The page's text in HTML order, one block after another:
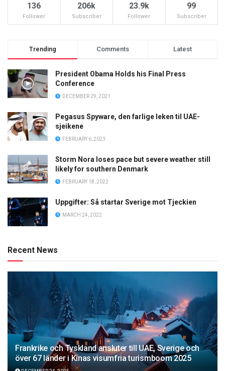
136
Follower
206k
Subscriber
23.9k
Follower
99
Subscriber
Trending Comments Latest
President Obama Holds his Final Press
Conference
DECEMBER 29, 2021
Pegasus Spyware, den farlige leken til UAE-
sjeikene
FEBRUARY 6, 2023
Storm Nora loses pace but severe weather still
likely for southern Denmark
FEBRUARY 18, 2022
Uppgifter: Så startar Sverige mot Tjeckien
MARCH 24, 2022
Recent News
Frankrike och Tyskland ansluter till UAE, Sverige och
över 67 länder i Kinas visumfria turismboom 2025